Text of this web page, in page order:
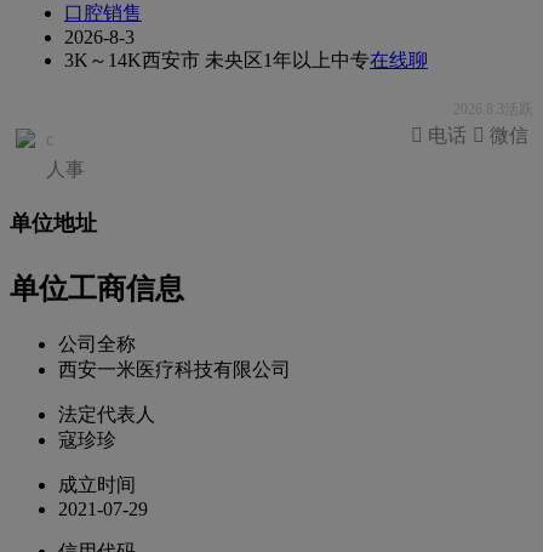
口腔销售
2026-8-3
3K～14K西安市 未央区1年以上中专在线聊
2026.8.3活跃
c
人事
 微信
 电话
单位地址
单位工商信息
公司全称
西安一米医疗科技有限公司
法定代表人
寇珍珍
成立时间
2021-07-29